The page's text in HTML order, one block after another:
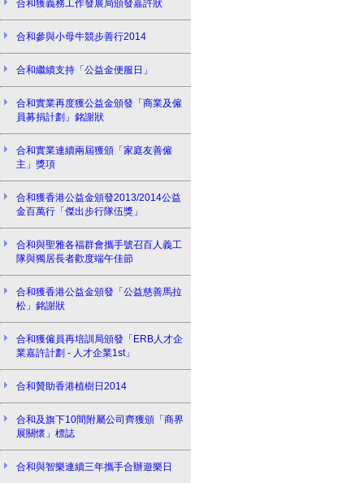
合和獲義務工作發展局頒發嘉許狀
合和參與小母牛競步善行2014
合和繼續支持「公益金便服日」
合和實業再度獲公益金頒發「商業及僱
員募捐計劃」銘謝狀
合和實業連續兩屆獲頒「家庭友善僱
主」獎項
合和獲香港公益金頒發2013/2014公益
金百萬行「傑出步行隊伍獎」
合和與聖雅各福群會攜手號召百人義工
隊與獨居長者歡度端午佳節
合和獲香港公益金頒發「公益慈善馬拉
松」銘謝狀
合和獲僱員再培訓局頒發「ERB人才企
業嘉許計劃 - 人才企業1st」
合和贊助香港植樹日2014
合和及旗下10間附屬公司齊獲頒「商界
展關懷」標誌
合和與智樂連續三年攜手合辦遊樂日